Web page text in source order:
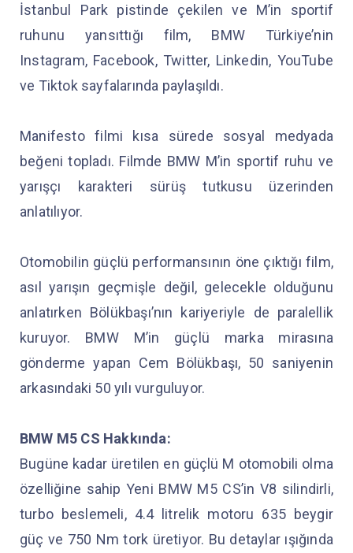
İstanbul Park pistinde çekilen ve M’in sportif
ruhunu yansıttığı film, BMW Türkiye’nin
Instagram, Facebook, Twitter, Linkedin, YouTube
ve Tiktok sayfalarında paylaşıldı.
Manifesto filmi kısa sürede sosyal medyada
beğeni topladı. Filmde BMW M’in sportif ruhu ve
yarışçı karakteri sürüş tutkusu üzerinden
anlatılıyor.
Otomobilin güçlü performansının öne çıktığı film,
asıl yarışın geçmişle değil, gelecekle olduğunu
anlatırken Bölükbaşı’nın kariyeriyle de paralellik
kuruyor. BMW M’in güçlü marka mirasına
gönderme yapan Cem Bölükbaşı, 50 saniyenin
arkasındaki 50 yılı vurguluyor.
BMW M5 CS Hakkında:
Bugüne kadar üretilen en güçlü M otomobili olma
özelliğine sahip Yeni BMW M5 CS’in V8 silindirli,
turbo beslemeli, 4.4 litrelik motoru 635 beygir
güç ve 750 Nm tork üretiyor. Bu detaylar ışığında